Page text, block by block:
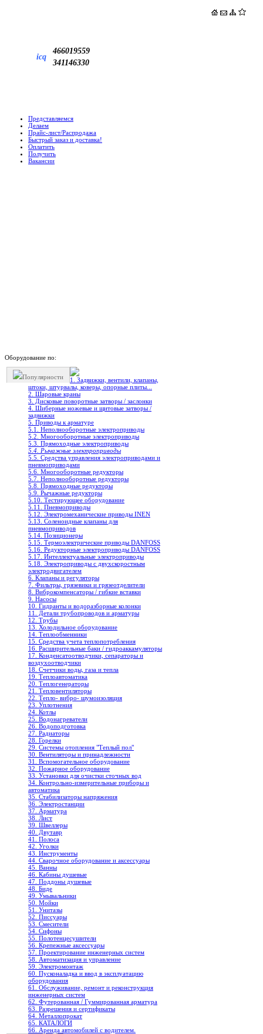
icq
466019559
341146330
Представляемся
Делаем
Прайс-лист/Распродажа
Быстрый заказ и доставка!
Оплатить
Получить
Вакансии
Оборудование по:
Популярности
1. Задвижки, вентили, клапаны,
штоки, штурвалы, коверы, опорные плиты...
2. Шаровые краны
3. Дисковые поворотные затворы / заслонки
4. Шиберные ножевые и щитовые затворы /
задвижки
5. Приводы к арматуре
5.1. Неполнооборотные электроприводы
5.2. Многооборотные электроприводы
5.3. Прямоходные электроприводы
5.4. Рычажные электроприводы
5.5. Средства управления электроприводами и
пневмоприводами
5.6. Многооборотные редукторы
5.7. Неполнооборотные редукторы
5.8. Прямоходные редукторы
5.9. Рычажные редукторы
5.10. Тестирующее оборудование
5.11. Пневмоприводы
5.12. Электромеханические приводы INEN
5.13. Соленоидные клапаны для
пневмоприводов
5.14. Позиционеры
5.15. Термоэлектрические приводы DANFOSS
5.16. Редукторные электроприводы DANFOSS
5.17. Интеллектуальные электроприводы
5.18. Электроприводы с двухскоростным
электродвигателем
6. Клапаны и регуляторы
7. Фильтры, грязевики и грязеотделители
8. Виброкомпенсаторы / гибкие вставки
9. Насосы
10. Гидранты и водоразборные колонки
11. Детали трубопроводов и арматуры
12. Трубы
13. Холодильное oборудование
14. Теплообменники
15. Средства учета теплопотребления
16. Расширительные баки / гидроаккамуляторы
17. Конденсатоотводчики, сепараторы и
воздухоотводчики
18. Счетчики воды, газа и тепла
19. Теплоавтоматика
20. Теплогенераторы
21. Тепловентиляторы
22. Тепло- вибро- шумоизоляция
23. Уплотнения
24. Котлы
25. Водонагреватели
26. Водоподготовка
27. Радиаторы
28. Горелки
29. Системы отопления "Теплый пол"
30. Вентиляторы и принадлежности
31. Вспомогательное оборудование
32. Пожарное оборудование
33. Установки для очистки сточных вод
34. Контрольно-измерительные приборы и
автоматика
35. Стабилизаторы напряжения
36. Электростанции
37. Арматура
38. Лист
39. Швеллеры
40. Двутавр
41. Полоса
42. Уголки
43. Инструменты
44. Сварочное оборудование и аксессуары
45. Ванны
46. Кабины душевые
47. Поддоны душевые
48. Биде
49. Умывальники
50. Мойки
51. Унитазы
52. Писсуары
53. Смесители
54. Сифоны
55. Полотенцесушители
56. Крепежные аксессуары
57. Проектирование инженерных систем
58. Автоматизация и управление
59. Электромонтаж
60. Пусконаладка и ввод в эксплуатацию
оборудования
61. Обслуживание, ремонт и реконструкция
инженерных систем
62. Футерованная / Гуммированная арматура
63. Разрешения и сертификаты
64. Металлопрокат
65. КАТАЛОГИ
66. Аренда автомобилей с водителем.